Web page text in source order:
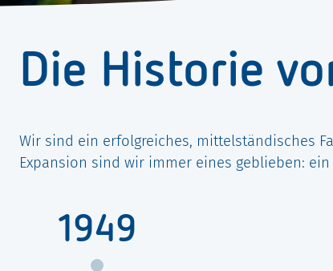
Die Historie
Wir sind ein erfolgreiches, mittelständisches
Expansion sind wir immer eines geblieben:
1949